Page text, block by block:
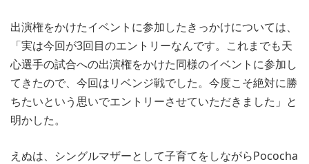
出演権をかけたイベントに参加したきっかけについては、
「実は今回が3回目のエントリーなんです。これまでも天
心選手の試合への出演権をかけた同様のイベントに参加し
てきたので、今回はリベンジ戦でした。今度こそ絶対に勝
ちたいという思いでエントリーさせていただきました」と
明かした。
えぬは、シングルマザーとして子育てをしながらPococha